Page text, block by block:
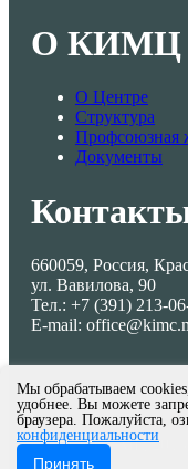
О КИМЦ
О Центре
Структура
Профсоюзная
Документы
660059, Россия,
ул. Вавилова, 90
Тел.: +7 (391) 213-
E-mail:
© МКУ КИМЦ 2013-
Мы обрабатываем
удобнее. Вы можете
браузера. Пожалуйста,
конфиденциальности
Принять